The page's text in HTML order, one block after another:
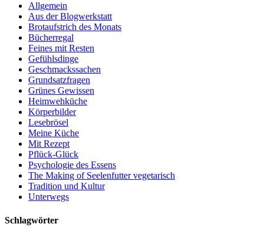
Allgemein
Aus der Blogwerkstatt
Brotaufstrich des Monats
Bücherregal
Feines mit Resten
Gefühlsdinge
Geschmackssachen
Grundsatzfragen
Grünes Gewissen
Heimwehküche
Körperbilder
Lesebrösel
Meine Küche
Mit Rezept
Pflück-Glück
Psychologie des Essens
The Making of Seelenfutter vegetarisch
Tradition und Kultur
Unterwegs
Schlagwörter